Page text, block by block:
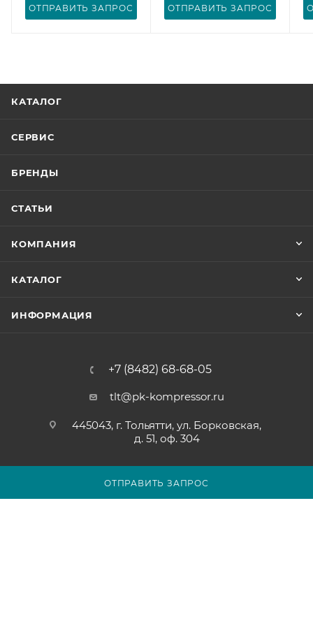
ОТПРАВИТЬ ЗАПРОС
ОТПРАВИТЬ ЗАПРОС ОТПРАВИТЬ ЗАПРОС
КАТАЛОГ
СЕРВИС
БРЕНДЫ
СТАТЬИ
КОМПАНИЯ
КАТАЛОГ
ИНФОРМАЦИЯ
+7 (8482) 68-68-05
tlt@pk-kompressor.ru
445043, г. Тольятти, ул. Борковская,
д. 51, оф. 304